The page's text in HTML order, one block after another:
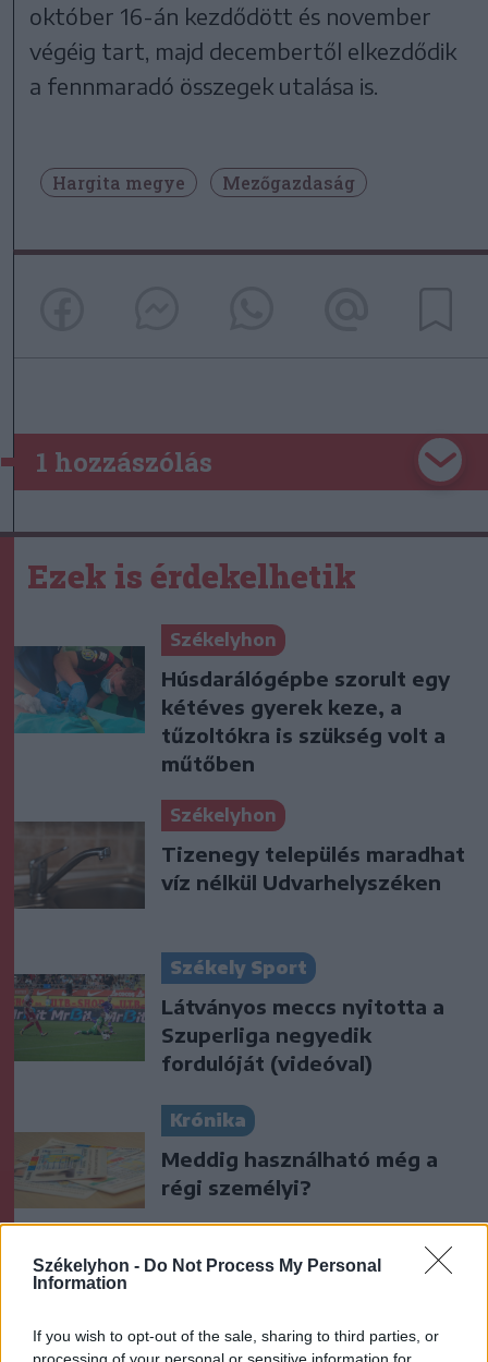
Székelyhon - Do Not Process My Personal
Information
If you wish to opt-out of the sale, sharing to third parties, or
processing of your personal or sensitive information for
október 16-án kezdődött és november
végéig tart, majd decembertől elkezdődik
a fennmaradó összegek utalása is.
Hargita megye Mezőgazdaság
1 hozzászólás
Ezek is érdekelhetik
Székelyhon
Húsdarálógépbe szorult egy
kétéves gyerek keze, a
tűzoltókra is szükség volt a
műtőben
Székelyhon
Tizenegy település maradhat
víz nélkül Udvarhelyszéken
Székely Sport
Látványos meccs nyitotta a
Szuperliga negyedik
fordulóját (videóval)
Krónika
Meddig használható még a
régi személyi?
Székely Sport
Farul az FK Csíkszereda ellen